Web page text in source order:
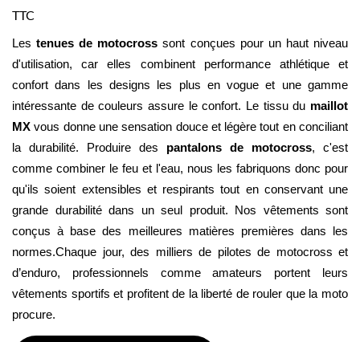
TTC
Les tenues de motocross sont conçues pour un haut niveau
d'utilisation, car elles combinent performance athlétique et
confort dans les designs les plus en vogue et une gamme
intéressante de couleurs assure le confort. Le tissu du maillot
MX vous donne une sensation douce et légère tout en conciliant
la durabilité. Produire des pantalons de motocross, c'est
comme combiner le feu et l'eau, nous les fabriquons donc pour
qu'ils soient extensibles et respirants tout en conservant une
grande durabilité dans un seul produit. Nos vêtements sont
conçus à base des meilleures matières premières dans les
normes.Chaque jour, des milliers de pilotes de motocross et
d’enduro, professionnels comme amateurs portent leurs
vêtements sportifs et profitent de la liberté de rouler que la moto
procure.